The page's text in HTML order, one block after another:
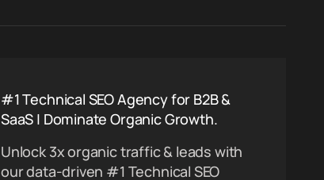
#1 Technical SEO Agency for B2B &
SaaS | Dominate Organic Growth.
Unlock 3x organic traffic & leads with
our data-driven #1 Technical SEO